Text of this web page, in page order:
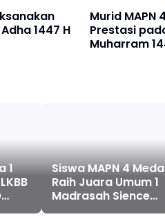
1447 H
Murid MAPN
Prestasi
Muharram
1
Siswa MAPN 4
Raih Juara Umum 1
Madrasah Sience
Olympiad, Borong 7